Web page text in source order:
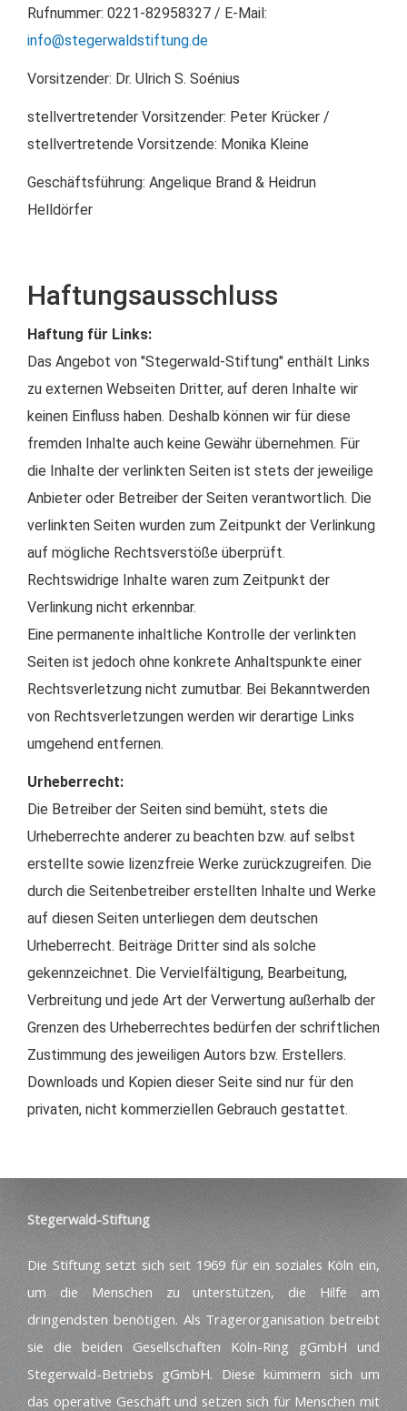
Rufnummer: 0221-82958327 / E-Mail:
info@stegerwaldstiftung.de
Vorsitzender: Dr. Ulrich S. Soénius
stellvertretender Vorsitzender: Peter Krücker /
stellvertretende Vorsitzende: Monika Kleine
Geschäftsführung: Angelique Brand & Heidrun
Helldörfer
Haftungsausschluss
Haftung für Links:
Das Angebot von "Stegerwald-Stiftung" enthält Links
zu externen Webseiten Dritter, auf deren Inhalte wir
keinen Einfluss haben. Deshalb können wir für diese
fremden Inhalte auch keine Gewähr übernehmen. Für
die Inhalte der verlinkten Seiten ist stets der jeweilige
Anbieter oder Betreiber der Seiten verantwortlich. Die
verlinkten Seiten wurden zum Zeitpunkt der Verlinkung
auf mögliche Rechtsverstöße überprüft.
Rechtswidrige Inhalte waren zum Zeitpunkt der
Verlinkung nicht erkennbar.
Eine permanente inhaltliche Kontrolle der verlinkten
Seiten ist jedoch ohne konkrete Anhaltspunkte einer
Rechtsverletzung nicht zumutbar. Bei Bekanntwerden
von Rechtsverletzungen werden wir derartige Links
umgehend entfernen.
Urheberrecht:
Die Betreiber der Seiten sind bemüht, stets die
Urheberrechte anderer zu beachten bzw. auf selbst
erstellte sowie lizenzfreie Werke zurückzugreifen. Die
durch die Seitenbetreiber erstellten Inhalte und Werke
auf diesen Seiten unterliegen dem deutschen
Urheberrecht. Beiträge Dritter sind als solche
gekennzeichnet. Die Vervielfältigung, Bearbeitung,
Verbreitung und jede Art der Verwertung außerhalb der
Grenzen des Urheberrechtes bedürfen der schriftlichen
Zustimmung des jeweiligen Autors bzw. Erstellers.
Downloads und Kopien dieser Seite sind nur für den
privaten, nicht kommerziellen Gebrauch gestattet.
Stegerwald-Stiftung
Die Stiftung setzt sich seit 1969 für ein soziales Köln ein,
um die Menschen zu unterstützen, die Hilfe am
dringendsten benötigen. Als Trägerorganisation betreibt
sie die beiden Gesellschaften Köln-Ring gGmbH und
Stegerwald-Betriebs gGmbH. Diese kümmern sich um
das operative Geschäft und setzen sich für Menschen mit